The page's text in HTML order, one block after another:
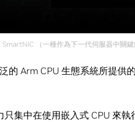
（一種作為下一代伺服器中關鍵
的 Arm CPU 生態系統所提供
集中在使用嵌入式 CPU 來執